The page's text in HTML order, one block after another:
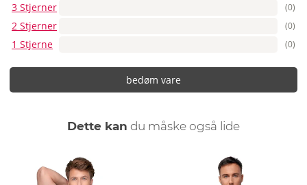
3 Stjerner (0)
2 Stjerner (0)
1 Stjerne (0)
bedøm vare
Dette kan du måske også lide